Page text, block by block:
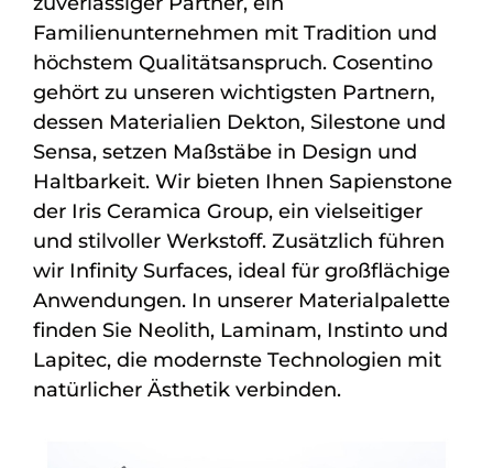
Familienunternehmen mit Tradition und
höchstem Qualitätsanspruch. Cosentino
gehört zu unseren wichtigsten Partnern,
dessen Materialien Dekton, Silestone und
Sensa, setzen Maßstäbe in Design und
Haltbarkeit. Wir bieten Ihnen Sapienstone
der Iris Ceramica Group, ein vielseitiger
und stilvoller Werkstoff. Zusätzlich führen
wir Infinity Surfaces, ideal für großflächige
Anwendungen. In unserer Materialpalette
finden Sie Neolith, Laminam, Instinto und
Lapitec, die modernste Technologien mit
natürlicher Ästhetik verbinden.